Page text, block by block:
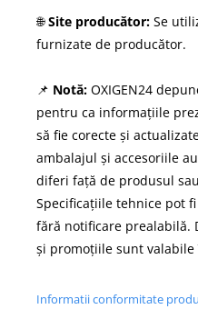
🌐Site producător: Se
furnizate de producător.
📌 Notă: OXIGEN24
pentru ca informațiile
să fie corecte și
ambalajul și accesoriile
diferi față de produsul
Specificațiile tehnice pot
fără notificare prealabilă.
și promoțiile sunt
Informatii conformitate